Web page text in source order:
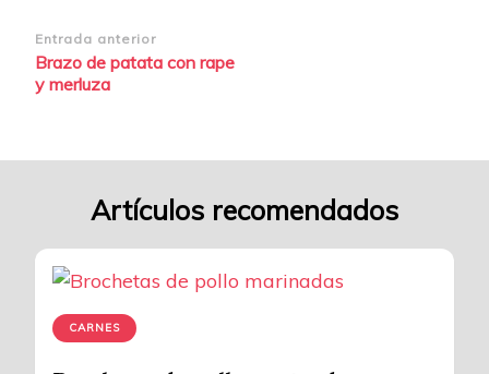
f01
Navegación
de
Entrada anterior
Brazo de patata con rape
y merluza
Artículos recomendados
CARNES